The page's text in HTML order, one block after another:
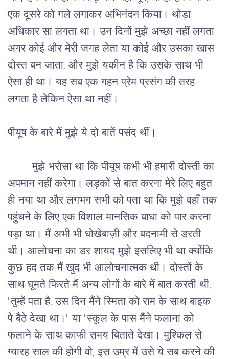
एक दूसरे को गले लगाकर अभिनंदन किया। थोड़ा
अधिकार सा लगता था। उन दिनों मुझे अच्छा नहीं लगता
अगर कोई और मेरी जगह लेता या कोई और उसका खास
दोस्त बन जाता, और मुझे यकीन है कि उसके साथ भी
ऐसा ही था। यह सब एक गहन प्रेम प्रसंग की तरह
लगता है लेकिन ऐसा था नहीं।
पीयूष के बारे में मुझे ये दो बातें पसंद थीं।
मुझे भरोसा था कि पीयूष कभी भी हमारी दोस्ती का
अपमान नहीं करेगा। लड़कों से बात करना मेरे लिए बहुत
ही नया था और लगभग सभी को पता था कि मुझे वहाँ तक
पहुंचने के लिए एक विशाल मानसिक बाधा को पार करना
पड़ा था। मैं अभी भी धोखेबाज़ी और बदनामी से डरती
थी। आलोचना का डर शायद मुझे इसलिए भी था क्योंकि
कुछ हद तक मैं खुद भी आलोचनात्मक थी। दोस्तों के
साथ घूमते फिरते मैं अन्य लोगों के बारे में बात करती थी,
"तुम्हें पता है, उस दिन मैंने स्मिता को राम के साथ बाइक
पे बैठे देखा था। " या "स्कूल के पास मैंने फलाना को
फलाने के साथ काफी समय बिताते देखा। मुश्किल से
ग्यारह साल की होगी वो, इस उम्र में उसे ये सब करने की